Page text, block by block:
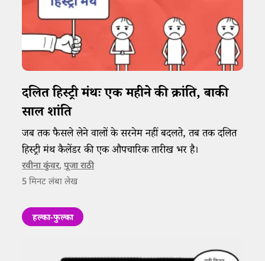
​​दलित हिस्ट्री मंथः एक महीने की क्रांति, बाकी
साल शांति​
जब तक फैसले लेने ​​​वालों के​ ​​सरनेम नहीं बदलते​,​ तब तक दलित
हिस्ट्री मंथ ​​कैलेंडर की एक औपचारिक तारीख भर है।
रवीना कुंवर,पूजा राठी
5 मिनट लंबा लेख
हल्का-फुल्का